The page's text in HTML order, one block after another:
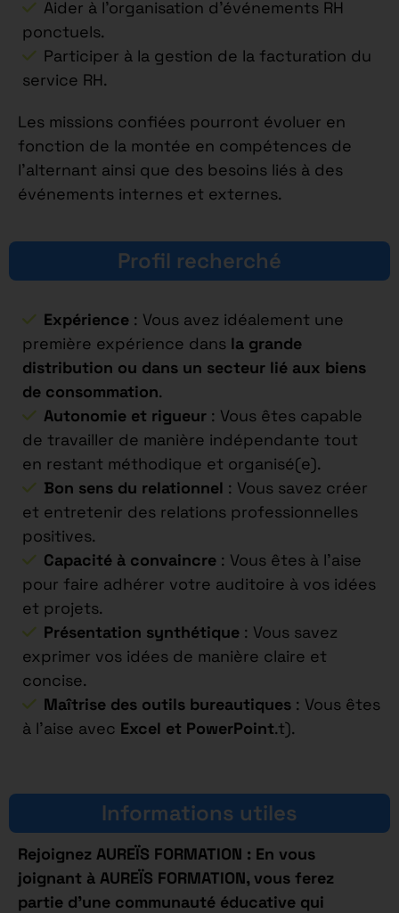
Aider à l’organisation d’événements RH
ponctuels.
Participer à la gestion de la facturation du
service RH.
Les missions confiées pourront évoluer en
fonction de la montée en compétences de
l’alternant ainsi que des besoins liés à des
événements internes et externes.
Profil recherché
Expérience : Vous avez idéalement une
première expérience dans la grande
distribution ou dans un secteur lié aux biens
de consommation.
Autonomie et rigueur : Vous êtes capable
de travailler de manière indépendante tout
en restant méthodique et organisé(e).
Bon sens du relationnel : Vous savez créer
et entretenir des relations professionnelles
positives.
Capacité à convaincre : Vous êtes à l’aise
pour faire adhérer votre auditoire à vos idées
et projets.
Présentation synthétique : Vous savez
exprimer vos idées de manière claire et
concise.
Maîtrise des outils bureautiques : Vous êtes
à l’aise avec Excel et PowerPoint.t).
Informations utiles
Rejoignez AUREÏS FORMATION : En vous
joignant à AUREÏS FORMATION, vous ferez
partie d’une communauté éducative qui